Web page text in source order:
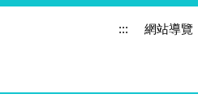
::: 網站導覽